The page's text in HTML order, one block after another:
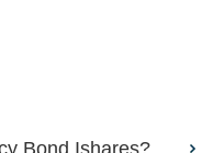
Bond Ishares?